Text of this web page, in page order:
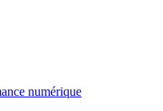
numérique